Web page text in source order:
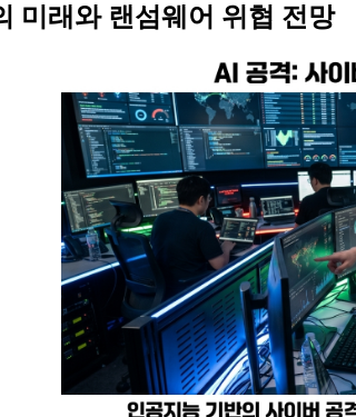
미래와 랜섬웨어 위협 전망